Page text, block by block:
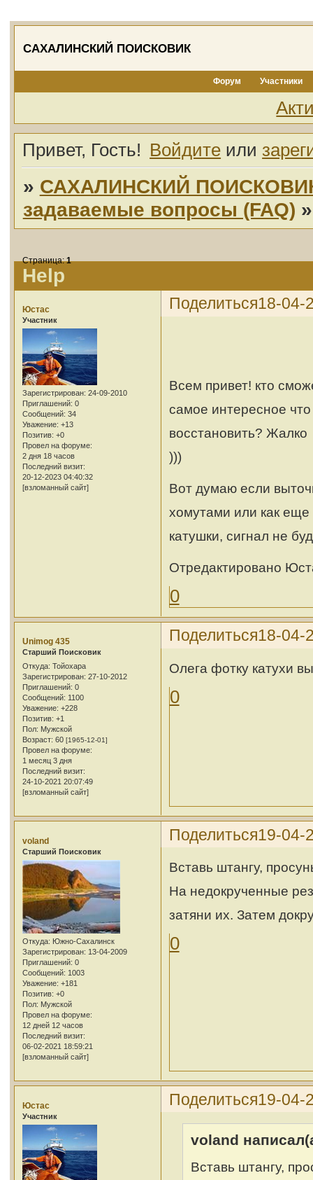
САХАЛИНСКИЙ ПОИСКОВИК
Форум Участники
Привет, Гость! Войдите или
» САХАЛИНСКИЙ
задаваемые вопросы (FAQ)
Help
Страница:1
Поделиться18-04-
Юстас
Участник
Зарегистрирован: 24-09-2010
Приглашений: 0
Сообщений: 34
Уважение: +13
Позитив: +0
Провел на форуме:
2 дня 18 часов
Последний визит:
20-12-2023 04:40:32
[взломанный сайт]
Всем привет! кто
самое интересное
восстановить? Жалко
)))
Вот думаю если
хомутами или как еще
катушки, сигнал не
Отредактировано
0
Поделиться18-04-
Unimog 435
Cтарший Поисковик
Откуда: Тойохара
Зарегистрирован: 27-10-2012
Приглашений: 0
Сообщений: 1100
Уважение: +228
Позитив: +1
Пол: Мужской
Возраст: 60 [1965-12-01]
Провел на форуме:
1 месяц 3 дня
Последний визит:
24-10-2021 20:07:49
[взломанный сайт]
Олега фотку катухи
0
Поделиться19-04-
voland
Cтарший Поисковик
Откуда: Южно-Сахалинск
Зарегистрирован: 13-04-2009
Приглашений: 0
Сообщений: 1003
Уважение: +181
Позитив: +0
Пол: Мужской
Провел на форуме:
12 дней 12 часов
Последний визит:
06-02-2021 18:59:21
[взломанный сайт]
Вставь штангу,
На недокрученные
затяни их. Затем
0
Поделиться19-04-
Юстас
Участник
voland
Вставь штангу,